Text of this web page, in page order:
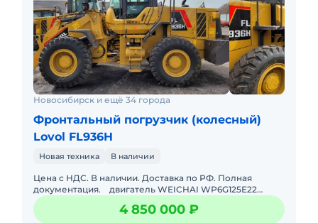
Новосибирск и ещё 34 города
Фронтальный погрузчик (колесный)
Lovol FL936H
Новая техника В наличии
Цена с НДС. В наличии. Доставка по РФ. Полная
документация. двигатель WEICHAI WP6G125Е22
ЕВРО2• коробка передач скорости: 4 вперед + 2 н
4 850 000 ₽